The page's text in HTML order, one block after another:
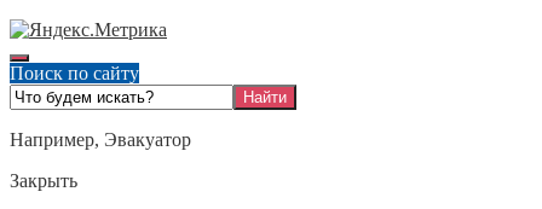
Поиск по сайту
Например, Эвакуатор
Закрыть